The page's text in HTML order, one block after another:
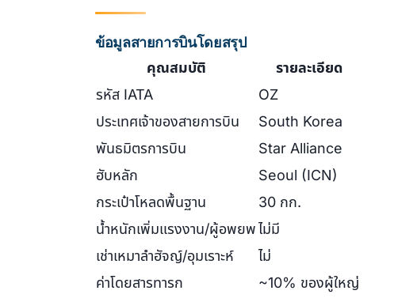
ข้อมูลสายการบินโดยสรุป
คุณสมบัติ
รายละเอียด
รหัส IATA
OZ
ประเทศเจ้าของสายการบิน
South Korea
พันธมิตรการบิน
Star Alliance
ฮับหลัก
Seoul (ICN)
กระเป๋าโหลดพื้นฐาน
30 กก.
น้ำหนักเพิ่มแรงงาน/ผู้อพยพไม่มี
เช่าเหมาลำฮัจญ์/อุมเราะห์
ไม่
ค่าโดยสารทารก
~10% ของผู้ใหญ่